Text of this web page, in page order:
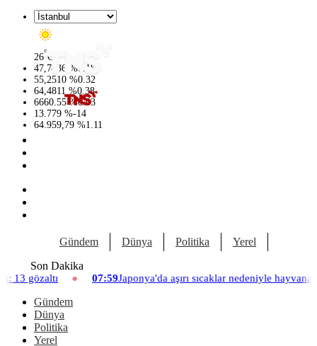
26°C
47,7436 %0.18
55,2510 %0.32
64,4811 %0.38
6660.55 %0.03
13.779 %-14
64.959,79 %1.11
Gündem Dünya Politika Yerel
Son Dakika
aşırı sıcaklar nedeniyle hayvanat bahçesinde üç aslan öldü
Gündem
Dünya
Politika
Yerel